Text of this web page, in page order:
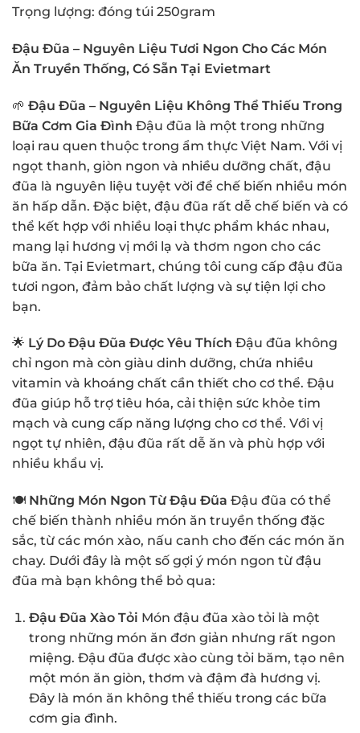
Trọng lượng: đóng túi 250gram
Đậu Đũa – Nguyên Liệu Tươi Ngon Cho Các Món
Ăn Truyền Thống, Có Sẵn Tại Evietmart
🌱 Đậu Đũa – Nguyên Liệu Không Thể Thiếu Trong
Bữa Cơm Gia Đình Đậu đũa là một trong những
loại rau quen thuộc trong ẩm thực Việt Nam. Với vị
ngọt thanh, giòn ngon và nhiều dưỡng chất, đậu
đũa là nguyên liệu tuyệt vời để chế biến nhiều món
ăn hấp dẫn. Đặc biệt, đậu đũa rất dễ chế biến và có
thể kết hợp với nhiều loại thực phẩm khác nhau,
mang lại hương vị mới lạ và thơm ngon cho các
bữa ăn. Tại Evietmart, chúng tôi cung cấp đậu đũa
tươi ngon, đảm bảo chất lượng và sự tiện lợi cho
bạn.
🌟 Lý Do Đậu Đũa Được Yêu Thích Đậu đũa không
chỉ ngon mà còn giàu dinh dưỡng, chứa nhiều
vitamin và khoáng chất cần thiết cho cơ thể. Đậu
đũa giúp hỗ trợ tiêu hóa, cải thiện sức khỏe tim
mạch và cung cấp năng lượng cho cơ thể. Với vị
ngọt tự nhiên, đậu đũa rất dễ ăn và phù hợp với
nhiều khẩu vị.
🍽 Những Món Ngon Từ Đậu Đũa Đậu đũa có thể
chế biến thành nhiều món ăn truyền thống đặc
sắc, từ các món xào, nấu canh cho đến các món ăn
chay. Dưới đây là một số gợi ý món ngon từ đậu
đũa mà bạn không thể bỏ qua:
Đậu Đũa Xào Tỏi Món đậu đũa xào tỏi là một
trong những món ăn đơn giản nhưng rất ngon
miệng. Đậu đũa được xào cùng tỏi băm, tạo nên
một món ăn giòn, thơm và đậm đà hương vị.
Đây là món ăn không thể thiếu trong các bữa
cơm gia đình.